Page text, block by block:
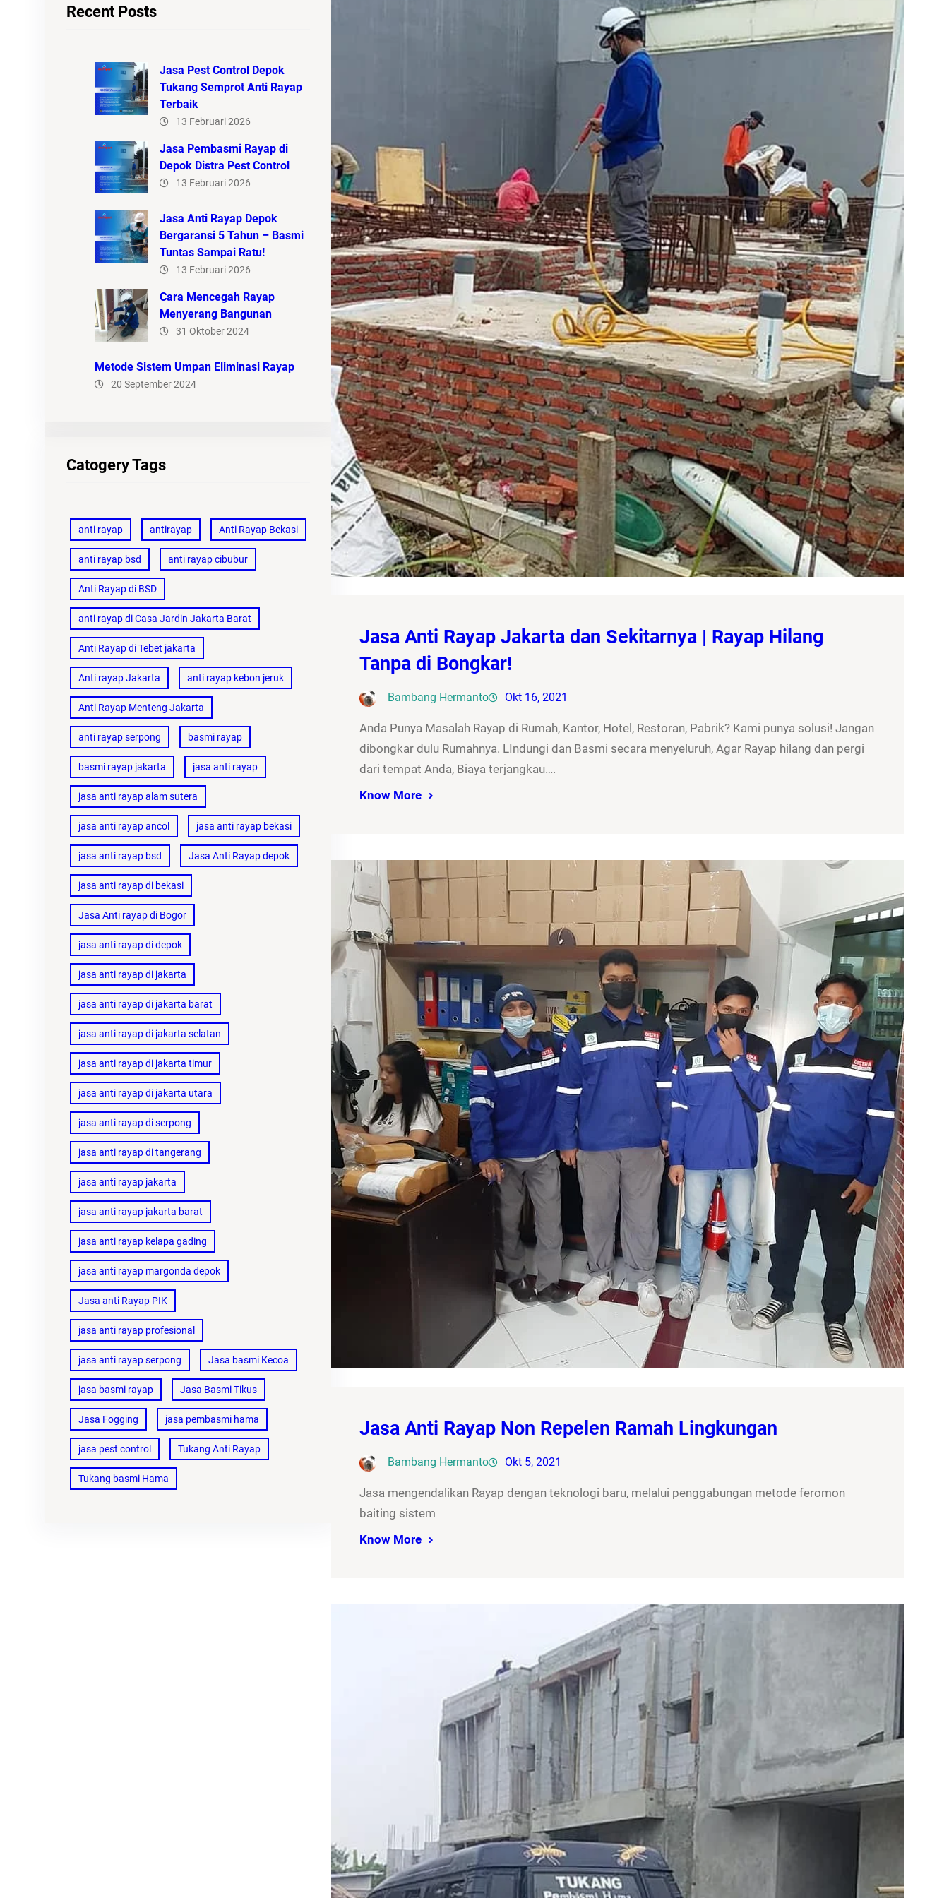
Recent Posts
Jasa Pest Control Depok
Tukang Semprot Anti Rayap
Terbaik
13 Februari 2026
Jasa Pembasmi Rayap di
Depok Distra Pest Control
13 Februari 2026
Jasa Anti Rayap Depok
Bergaransi 5 Tahun – Basmi
Tuntas Sampai Ratu!
13 Februari 2026
Cara Mencegah Rayap
Menyerang Bangunan
31 Oktober 2024
Metode Sistem Umpan Eliminasi Rayap
20 September 2024
Catogery Tags
anti rayap antirayap Anti Rayap Bekasi
anti rayap bsd anti rayap cibubur
Anti Rayap di BSD
anti rayap di Casa Jardin Jakarta Barat
Anti Rayap di Tebet jakarta
Anti rayap Jakarta anti rayap kebon jeruk
Anti Rayap Menteng Jakarta
anti rayap serpong basmi rayap
basmi rayap jakarta jasa anti rayap
jasa anti rayap alam sutera
jasa anti rayap ancol jasa anti rayap bekasi
jasa anti rayap bsd Jasa Anti Rayap depok
jasa anti rayap di bekasi
Jasa Anti rayap di Bogor
jasa anti rayap di depok
jasa anti rayap di jakarta
jasa anti rayap di jakarta barat
jasa anti rayap di jakarta selatan
jasa anti rayap di jakarta timur
jasa anti rayap di jakarta utara
jasa anti rayap di serpong
jasa anti rayap di tangerang
jasa anti rayap jakarta
jasa anti rayap jakarta barat
jasa anti rayap kelapa gading
jasa anti rayap margonda depok
Jasa anti Rayap PIK
jasa anti rayap profesional
jasa anti rayap serpong Jasa basmi Kecoa
jasa basmi rayap Jasa Basmi Tikus
Jasa Fogging jasa pembasmi hama
jasa pest control Tukang Anti Rayap
Tukang basmi Hama
Jasa Anti Rayap Jakarta dan Sekitarnya | Rayap Hilang
Tanpa di Bongkar!
Bambang Hermanto Okt 16, 2021
Anda Punya Masalah Rayap di Rumah, Kantor, Hotel, Restoran, Pabrik? Kami punya solusi! Jangan
dibongkar dulu Rumahnya. LIndungi dan Basmi secara menyeluruh, Agar Rayap hilang dan pergi
dari tempat Anda, Biaya terjangkau….
Know More
Jasa Anti Rayap Non Repelen Ramah Lingkungan
Bambang Hermanto Okt 5, 2021
Jasa mengendalikan Rayap dengan teknologi baru, melalui penggabungan metode feromon
baiting sistem
Know More